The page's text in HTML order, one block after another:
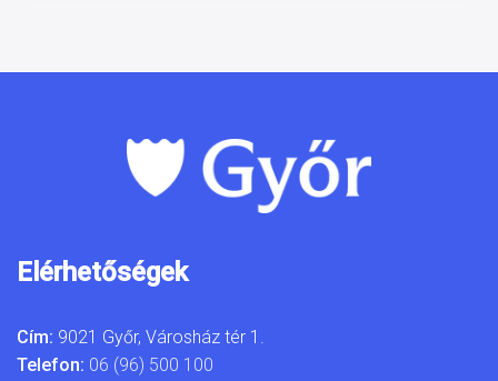
Elérhetőségek
Cím: 9021 Győr, Városház tér 1.
Telefon: 06 (96) 500 100